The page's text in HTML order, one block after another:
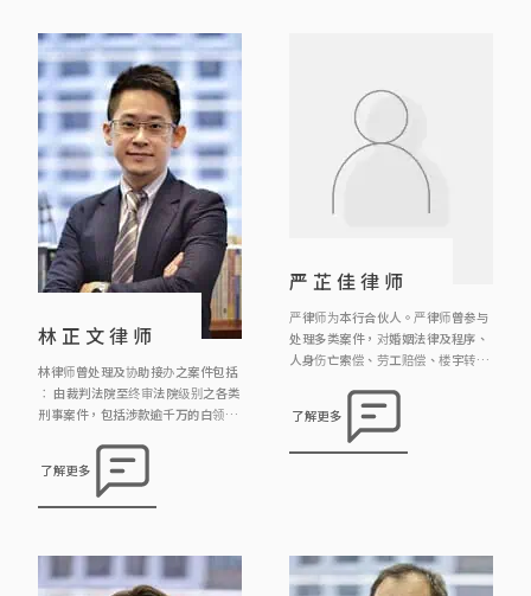
林正文律师
林律师曾处理及协助接办之案件包括
︰ 由裁判法院至终审法院级别之各类
刑事案件，包括涉款逾千万的白领商
罪案、妨碍司法公正指控、海关及廉
政公署案件；亦协助一般大众市民面
对盗窃、伤人、欺骗资助(如学生资
阱； 因工受伤、因他人疏忽引致受
了解更多
严芷佳律师
严律师为本行合伙人。严律师曾参与
处理多类案件，对婚姻法律及程序、
人身伤亡索偿、劳工赔偿、楼宇转让
了解更多